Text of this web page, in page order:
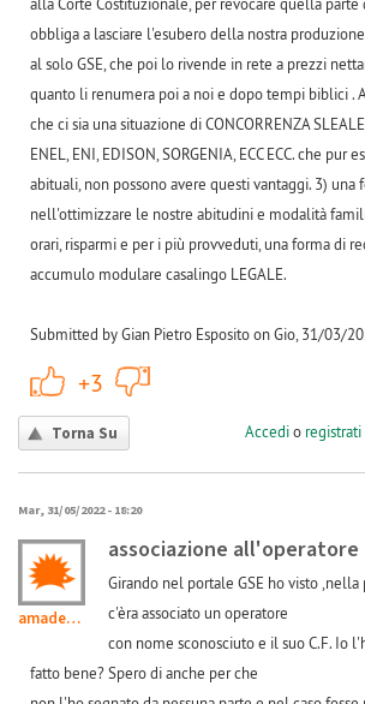
obbliga a lasciare l'esubero della nostra
al solo GSE, che poi lo rivende in rete a prezzi
quanto li renumera poi a noi e dopo tempi biblici .
che ci sia una situazione di CONCORRENZA
ENEL, ENI, EDISON, SORGENIA, ECC ECC. che pur
abituali, non possono avere questi vantaggi. 3) una
nell'ottimizzare le nostre abitudini e modalità
orari, risparmi e per i più provveduti, una forma di
accumulo modulare casalingo LEGALE.
Submitted by Gian Pietro Esposito on Gio, 31/03/
+3
Torna Su Accedio registrati
Mar, 31/05/2022 - 18:20
amadei53
associazione all'operatore
Girando nel portale GSE ho visto
c'èra associato un operatore
con nome sconosciuto e il suo C.F. Io
fatto bene? Spero di anche per che